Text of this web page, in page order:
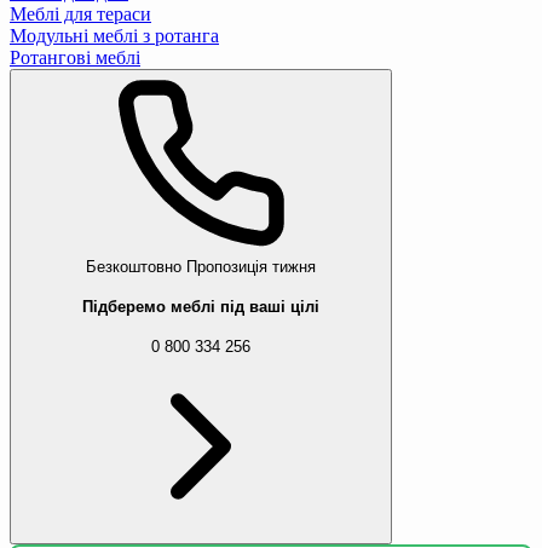
Меблі для тераси
Модульні меблі з ротанга
Ротангові меблі
Безкоштовно Пропозиція тижня
Підберемо меблі під ваші цілі
0 800 334 256